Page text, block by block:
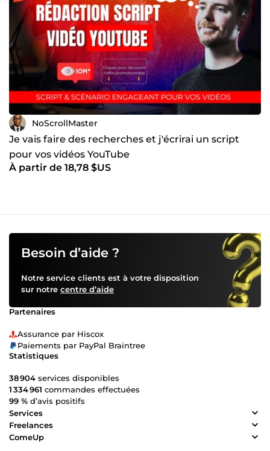
NoScrollMaster
Je vais faire des recherches et j'écrirai un script
pour vos vidéos YouTube
À partir de 18,78 $US
Besoin d’aide ?
Notre service clients est à votre disposition
sur notre centre d’aide
Partenaires
Assurance par Hiscox
Paiements par PayPal Braintree
Statistiques
38 904 services disponibles
1 334 961 commandes effectuées
99 % d’avis positifs
Services
Freelances
ComeUp